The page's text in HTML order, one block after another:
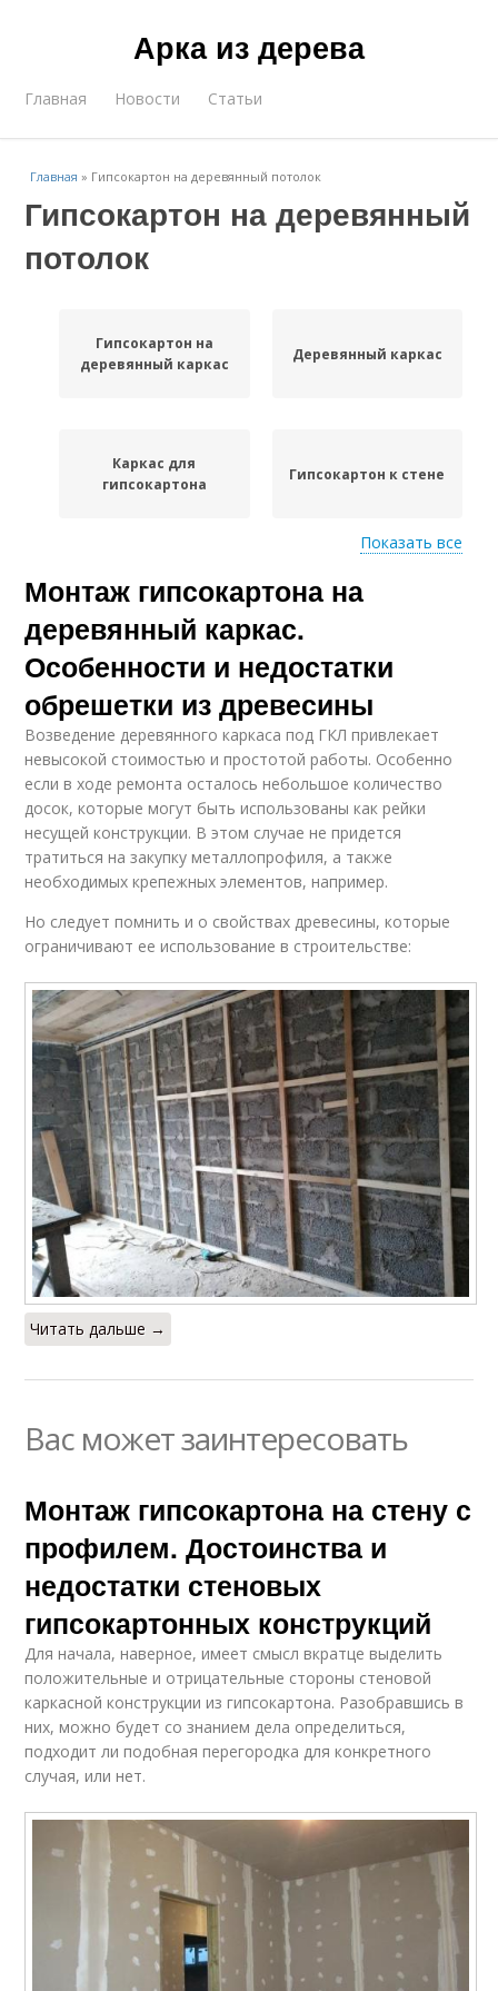
Арка из дерева
Главная Новости Статьи
Главная » Гипсокартон на деревянный потолок
Гипсокартон на деревянный
потолок
Гипсокартон на
деревянный каркас
Деревянный каркас
Каркас для
гипсокартона
Гипсокартон к стене
Каркас из деревянных
реек
Каркас под
гипсокартон
Деревянная основа
Перегородки из
Потолок без каркаса Деревянный потолок
Обрешетка под
Показать все
Монтаж гипсокартона на
деревянный каркас.
Особенности и недостатки
обрешетки из древесины
Возведение деревянного каркаса под ГКЛ привлекает
невысокой стоимостью и простотой работы. Особенно
если в ходе ремонта осталось небольшое количество
досок, которые могут быть использованы как рейки
несущей конструкции. В этом случае не придется
тратиться на закупку металлопрофиля, а также
необходимых крепежных элементов, например.
Но следует помнить и о свойствах древесины, которые
ограничивают ее использование в строительстве:
Читать дальше →
Вас может заинтересовать
Монтаж гипсокартона на стену с
профилем. Достоинства и
недостатки стеновых
гипсокартонных конструкций
Для начала, наверное, имеет смысл вкратце выделить
положительные и отрицательные стороны стеновой
каркасной конструкции из гипсокартона. Разобравшись в
них, можно будет со знанием дела определиться,
подходит ли подобная перегородка для конкретного
случая, или нет.